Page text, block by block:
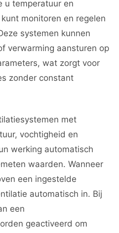
u temperatuur en
monitoren en regelen
systemen kunnen
verwarming aansturen op
wat zorgt voor
zonder constant
met
vochtigheid en
werking automatisch
waarden. Wanneer
een ingestelde
automatisch in. Bij
een
geactiveerd om